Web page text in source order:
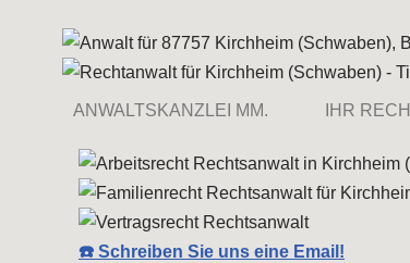
ANWALTSKANZLEI MM. IHR
☎️ Schreiben Sie uns eine Email!